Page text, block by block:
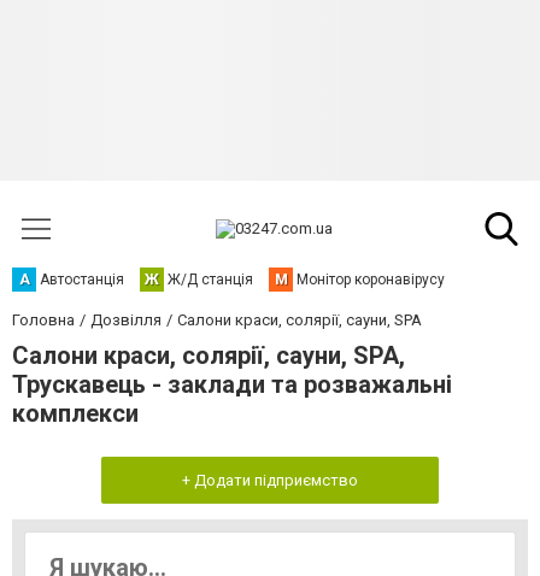
А Автостанція Ж Ж/Д станція М Монітор коронавірусу
Головна Дозвілля Салони краси, солярії, сауни, SPA
Салони краси, солярії, сауни, SPA,
Трускавець - заклади та розважальні
комплекси
+ Додати підприємство